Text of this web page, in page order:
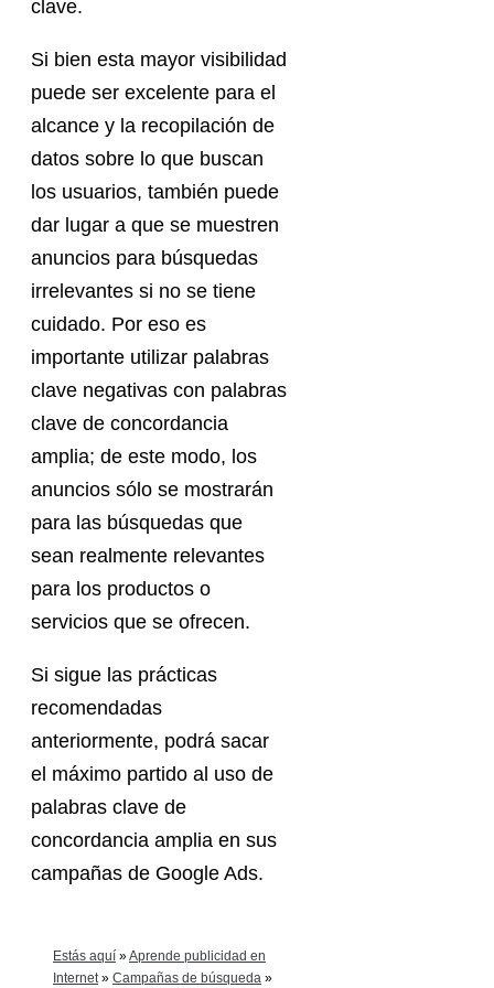
clave.
Si bien esta mayor visibilidad
puede ser excelente para el
alcance y la recopilación de
datos sobre lo que buscan
los usuarios, también puede
dar lugar a que se muestren
anuncios para búsquedas
irrelevantes si no se tiene
cuidado. Por eso es
importante utilizar palabras
clave negativas con palabras
clave de concordancia
amplia; de este modo, los
anuncios sólo se mostrarán
para las búsquedas que
sean realmente relevantes
para los productos o
servicios que se ofrecen.
Si sigue las prácticas
recomendadas
anteriormente, podrá sacar
el máximo partido al uso de
palabras clave de
concordancia amplia en sus
campañas de Google Ads.
Estás aquí »Aprende publicidad en
Internet» Campañas de búsqueda »